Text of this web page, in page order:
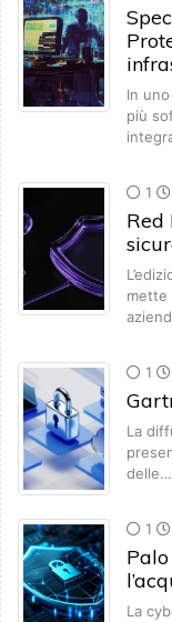
In
più
1
Red
mette
1
La
delle…
1
La